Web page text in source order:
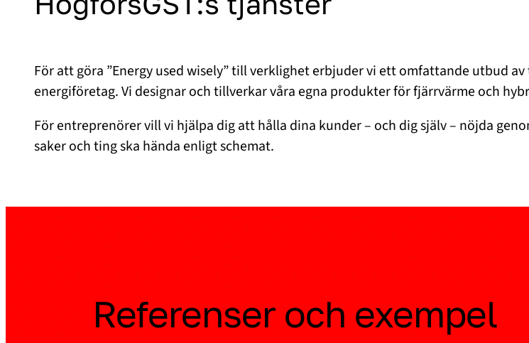
För att göra ”Energy used wisely” till verklighet erbjuder vi ett omfattande utbud
energiföretag. Vi designar och tillverkar våra egna produkter för fjärrvärme och
För entreprenörer vill vi hjälpa dig att hålla dina kunder – och dig själv – nöjda
saker och ting ska hända enligt schemat.
Referenser och exempel